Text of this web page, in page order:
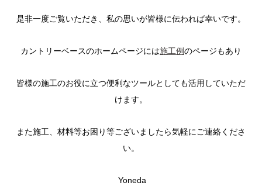
是非一度ご覧いただき、私の思いが皆様に伝われば幸いです。
カントリーベースのホームページには施工例のページもあり
皆様の施工のお役に立つ便利なツールとしても活用していただ
けます。
また施工、材料等お困り等ございましたら気軽にご連絡くださ
い。
Yoneda